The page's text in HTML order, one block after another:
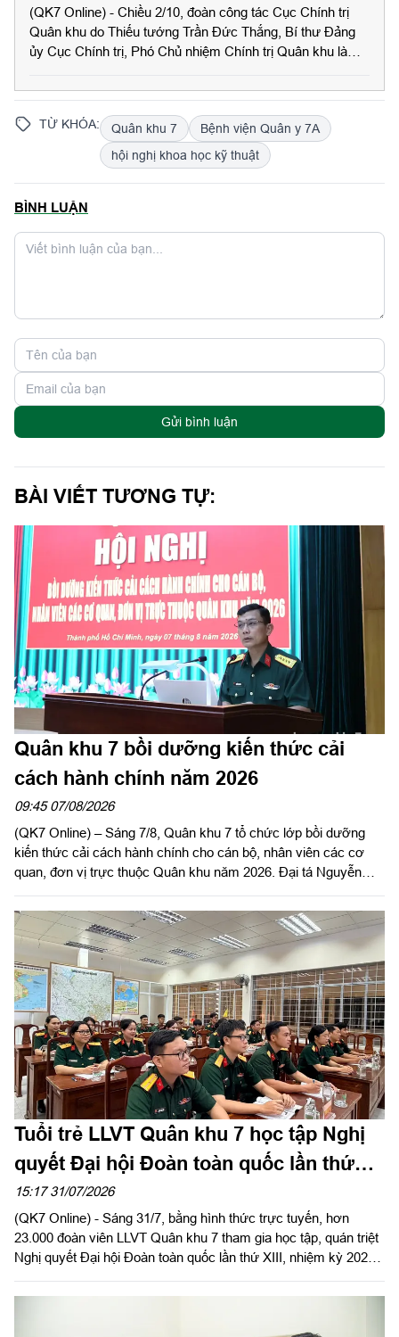
(QK7 Online) - Chiều 2/10, đoàn công tác Cục Chính trị
Quân khu do Thiếu tướng Trần Đức Thắng, Bí thư Đảng
ủy Cục Chính trị, Phó Chủ nhiệm Chính trị Quân khu làm
công tác Đảng, công tác chính trị (CTĐ, CTCT) năm 2025
TỪ KHÓA: Quân khu 7
Bệnh viện Quân y 7A
hội nghị khoa học kỹ thuật
BÌNH LUẬN
Gửi bình luận
BÀI VIẾT TƯƠNG TỰ:
Quân khu 7 bồi dưỡng kiến thức cải
cách hành chính năm 2026
09:45 07/08/2026
(QK7 Online) – Sáng 7/8, Quân khu 7 tổ chức lớp bồi dưỡng
kiến thức cải cách hành chính cho cán bộ, nhân viên các cơ
quan, đơn vị trực thuộc Quân khu năm 2026. Đại tá Nguyễn
trưởng Quân khu dự, phát biểu chỉ đạo.
Tuổi trẻ LLVT Quân khu 7 học tập Nghị
quyết Đại hội Đoàn toàn quốc lần thứ
XIII
15:17 31/07/2026
(QK7 Online) - Sáng 31/7, bằng hình thức trực tuyến, hơn
23.000 đoàn viên LLVT Quân khu 7 tham gia học tập, quán triệt
Nghị quyết Đại hội Đoàn toàn quốc lần thứ XIII, nhiệm kỳ 2026 -